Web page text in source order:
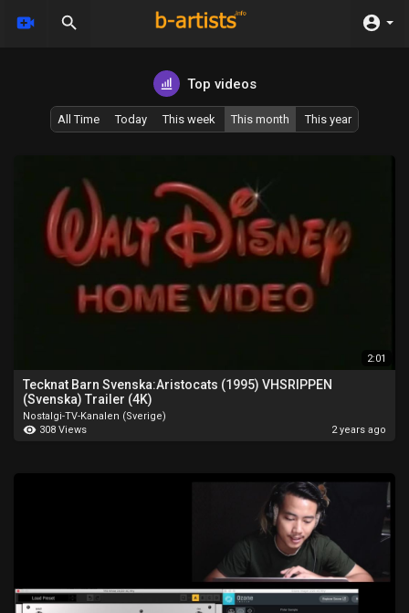
Top videos
All Time Today This week This month This year
2:01
Tecknat Barn Svenska:Aristocats (1995) VHSRIPPEN
(Svenska) Trailer (4K)
Nostalgi-TV-Kanalen (Sverige)
308 Views
2 years ago